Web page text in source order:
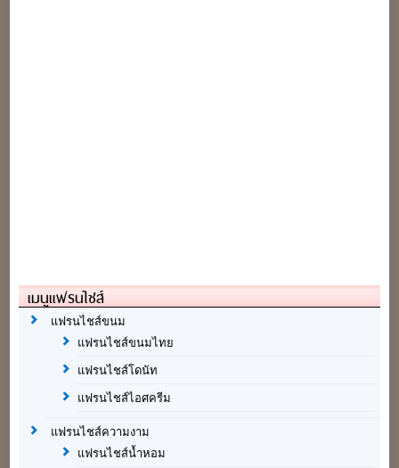
เมนูแฟรนไชส์
แฟรนไชส์ขนม
แฟรนไชส์ขนมไทย
แฟรนไชส์โดนัท
แฟรนไชส์ไอศครีม
แฟรนไชส์ความงาม
แฟรนไชส์น้ำหอม